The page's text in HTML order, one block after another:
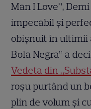
Man I Love”,
impecabil și
obișnuit în ultimii
Bola Negra” a
Vedeta din
roșu purtând un
plin de volum și